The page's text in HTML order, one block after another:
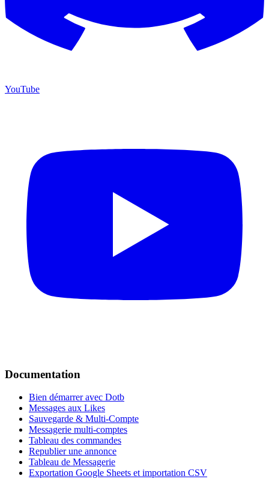
YouTube
Documentation
Bien démarrer avec Dotb
Messages aux Likes
Sauvegarde & Multi-Compte
Messagerie multi-comptes
Tableau des commandes
Republier une annonce
Tableau de Messagerie
Exportation Google Sheets et importation CSV